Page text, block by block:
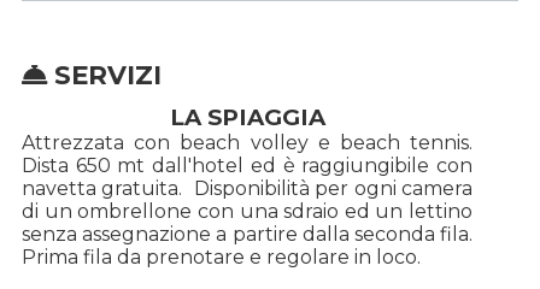
SERVIZI
LA SPIAGGIA
Attrezzata con beach volley e beach tennis.
Dista 650 mt dall'hotel ed è raggiungibile con
navetta gratuita. Disponibilità per ogni camera
di un ombrellone con una sdraio ed un lettino
senza assegnazione a partire dalla seconda fila.
Prima fila da prenotare e regolare in loco.